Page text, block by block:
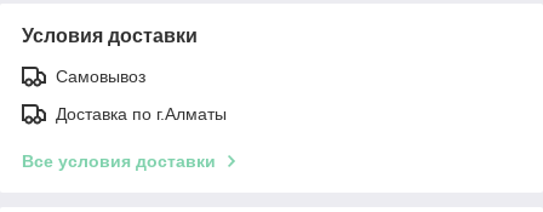
Условия доставки
Самовывоз
Доставка по г.Алматы
Все условия доставки